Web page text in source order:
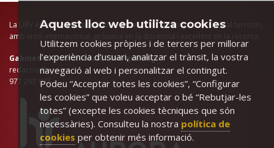
La URV és la universitat pública del sud de Catalunya, arrelada al territori,
amb visió internacional, pròxima en la docència i excel·lent en la recerca.
Gabinet de Comunicació i Màrqueting
redaccio@urv.cat
977 297 975
Aquest lloc web utilitza cookies
Utilitzem cookies pròpies i de tercers per millorar
l’experiència d’usuari, analitzar el trànsit, la vostra
navegació al web i personalitzar el contingut.
Podeu “Acceptar totes les cookies”, “Configurar
les cookies” que voleu acceptar o bé “Rebutjar-les
totes” (excepte les cookies tècniques que són
necessàries). Consulteu la nostra política de
cookies per obtenir més informació.